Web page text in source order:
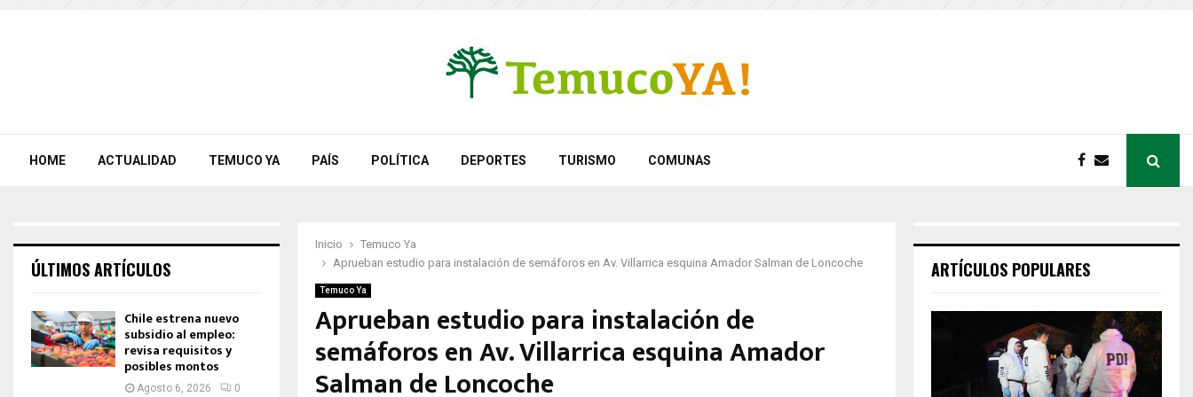
HOME ACTUALIDAD TEMUCO YA PAÍS POLÍTICA DEPORTES TURISMO COMUNAS
Inicio
Temuco Ya
Aprueban estudio para instalación de semáforos en Av. Villarrica esquina Amador Salman de Loncoche
Temuco Ya
Aprueban estudio para instalación de
semáforos en Av. Villarrica esquina Amador
Salman de Loncoche
ÚLTIMOS ARTÍCULOS
Chile estrena nuevo
subsidio al empleo:
revisa requisitos y
posibles montos
Agosto 6, 2026 0
ARTÍCULOS POPULARES